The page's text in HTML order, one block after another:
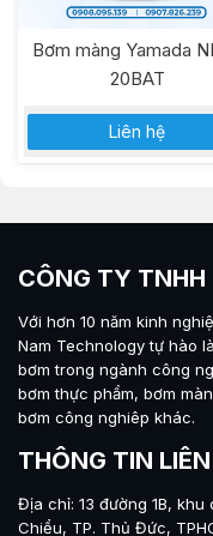
Bơm màng Yamada
20BAT
Liên hệ
CÔNG TY
Với hơn 10 năm kinh
Nam Technologytự hào
bơm trong ngành công
bơm thực phẩm, bơm
bơm công nghiêp khác.
THÔNG TIN LIÊN
Địa chỉ: 13 đường 1B,
Chiểu, TP. Thủ Đức,